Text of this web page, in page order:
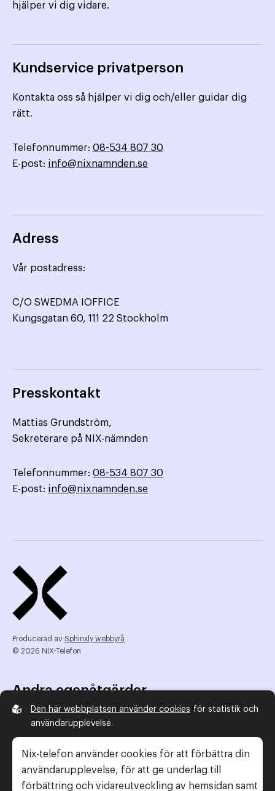
hjälper vi dig vidare.
Kundservice privatperson
Kontakta oss så hjälper vi dig och/eller guidar dig
rätt.
Telefonnummer: 08-534 807 30
E-post: info@nixnamnden.se
Adress
Vår postadress:
C/O SWEDMA IOFFICE
Kungsgatan 60, 111 22 Stockholm
Presskontakt
Mattias Grundström,
Sekreterare på NIX-nämnden
Telefonnummer: 08-534 807 30
E-post: info@nixnamnden.se
Producerad av Sphinxly webbyrå
© 2026 NIX-Telefon
Andra egenåtgärder
NIX Telefon
NIX addresserat
Reklamombudsmannen
Konsumentverket
Den här webbplatsen använder cookies för statistik och
användarupplevelse.
Nix-telefon använder cookies för att förbättra din
användarupplevelse, för att ge underlag till
förbättring och vidareutveckling av hemsidan samt